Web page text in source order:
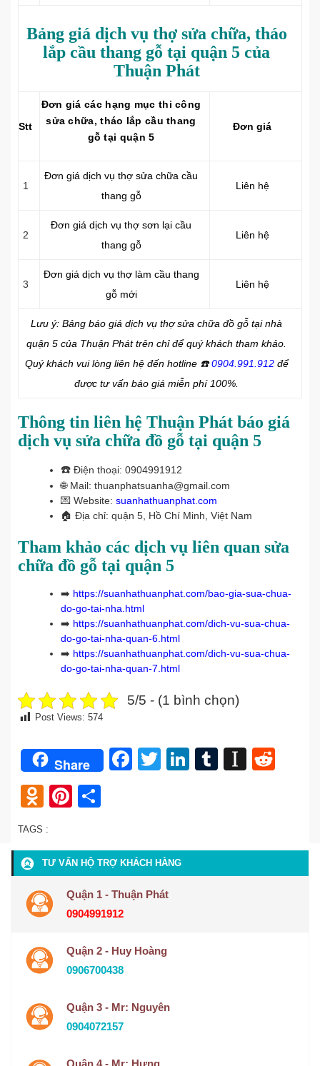
Bảng giá dịch vụ thợ sửa chữa, tháo
lắp cầu thang gỗ tại quận 5 của
Thuận Phát
Stt
Đơn giá các hạng mục thi công
sửa chữa, tháo lắp cầu thang
gỗ tại quận 5
Đơn giá
1
Đơn giá dịch vụ thợ sửa chữa cầu
thang gỗ
Liên hệ
2
Đơn giá dịch vụ thợ sơn lại cầu
thang gỗ
Liên hệ
3
Đơn giá dịch vụ thợ làm cầu thang
gỗ mới
Liên hệ
Lưu ý: Bảng báo giá dịch vụ thợ sửa chữa đồ gỗ tại nhà
quận 5 của Thuận Phát trên chỉ để quý khách tham khảo.
Quý khách vui lòng liên hệ đến hotline ☎️0904.991.912để
được tư vấn báo giá miễn phí 100%.
Thông tin liên hệ Thuận Phát báo giá
dịch vụ sửa chữa đồ gỗ tại quận 5
☎️ Điện thoại: 0904991912
🌐 Mail: thuanphatsuanha@gmail.com
💌 Website: suanhathuanphat.com
🏠 Địa chỉ: quận 5, Hồ Chí Minh, Việt Nam
Tham khảo các dịch vụ liên quan sửa
chữa đồ gỗ tại quận 5
➡️ https://suanhathuanphat.com/bao-gia-sua-chua-
do-go-tai-nha.html
➡️ https://suanhathuanphat.com/dich-vu-sua-chua-
do-go-tai-nha-quan-6.html
➡️ https://suanhathuanphat.com/dich-vu-sua-chua-
do-go-tai-nha-quan-7.html
5/5 - (1 bình chọn)
Post Views: 574
Share Facebook
TwitterLinkedIn
Tumblr
Odnoklassniki
Pinterest
TAGS :
TƯ VẤN HỘ TRỢ KHÁCH HÀNG
Quận 1 - Thuận Phát
0904991912
Quận 2 - Huy Hoàng
0906700438
Quận 3 - Mr: Nguyên
0904072157
Quận 4 - Mr: Hưng